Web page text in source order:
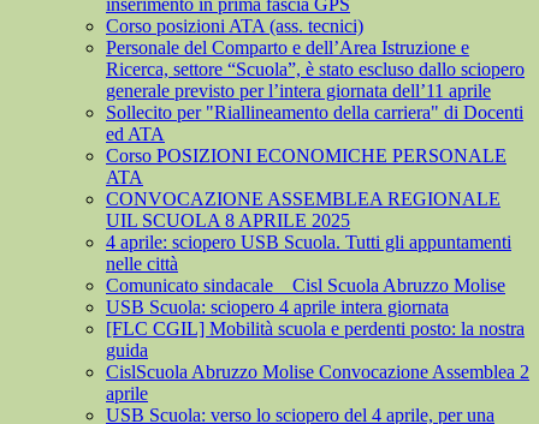
inserimento in prima fascia GPS
Corso posizioni ATA (ass. tecnici)
Personale del Comparto e dell’Area Istruzione e
Ricerca, settore “Scuola”, è stato escluso dallo sciopero
generale previsto per l’intera giornata dell’11 aprile
Sollecito per "Riallineamento della carriera" di Docenti
ed ATA
Corso POSIZIONI ECONOMICHE PERSONALE
ATA
CONVOCAZIONE ASSEMBLEA REGIONALE
UIL SCUOLA 8 APRILE 2025
4 aprile: sciopero USB Scuola. Tutti gli appuntamenti
nelle città
Comunicato sindacale _ Cisl Scuola Abruzzo Molise
USB Scuola: sciopero 4 aprile intera giornata
[FLC CGIL] Mobilità scuola e perdenti posto: la nostra
guida
CislScuola Abruzzo Molise Convocazione Assemblea 2
aprile
USB Scuola: verso lo sciopero del 4 aprile, per una